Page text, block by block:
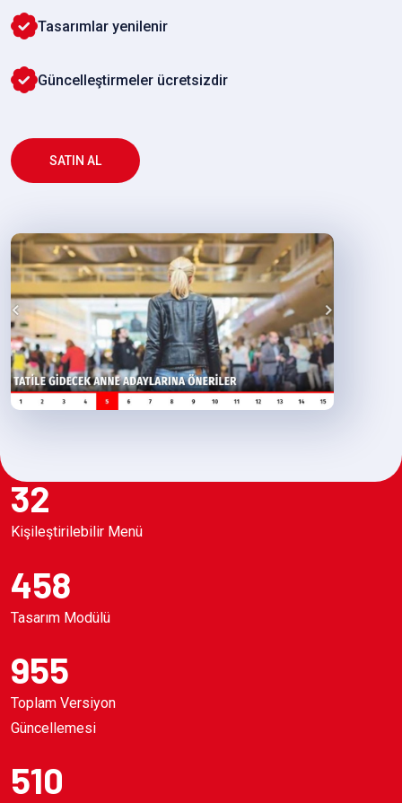
Tasarımlar yenilenir
Güncelleştirmeler ücretsizdir
SATIN AL
32
Kişileştirilebilir Menü
458
Tasarım Modülü
955
Toplam Versiyon
Güncellemesi
510